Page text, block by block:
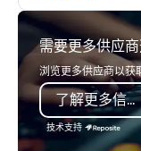
guided inn-to-in
from the gateway
Francisco to the
country with a
lodging, food and
a Monterey Bay
需要更多供应
浏览更多供应商以获
了解更多信息
技术支持